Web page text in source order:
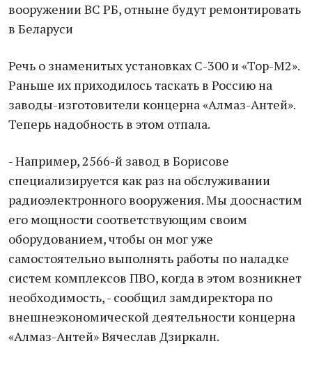
вооружении ВС РБ, отныне будут ремонтировать
в Беларуси
Речь о знаменитых установках С-300 и «Тор-М2».
Раньше их приходилось таскать в Россию на
заводы-изготовители концерна «Алмаз-Антей».
Теперь надобность в этом отпала.
- Например, 2566-й завод в Борисове
специализируется как раз на обслуживании
радиоэлектронного вооружения. Мы дооснастим
его мощности соответствующим своим
оборудованием, чтобы он мог уже
самостоятельно выполнять работы по наладке
систем комплексов ПВО, когда в этом возникнет
необходимость, - сообщил замдиректора по
внешнеэкономической деятельности концерна
«Алмаз-Антей» Вячеслав Дзиркалн.